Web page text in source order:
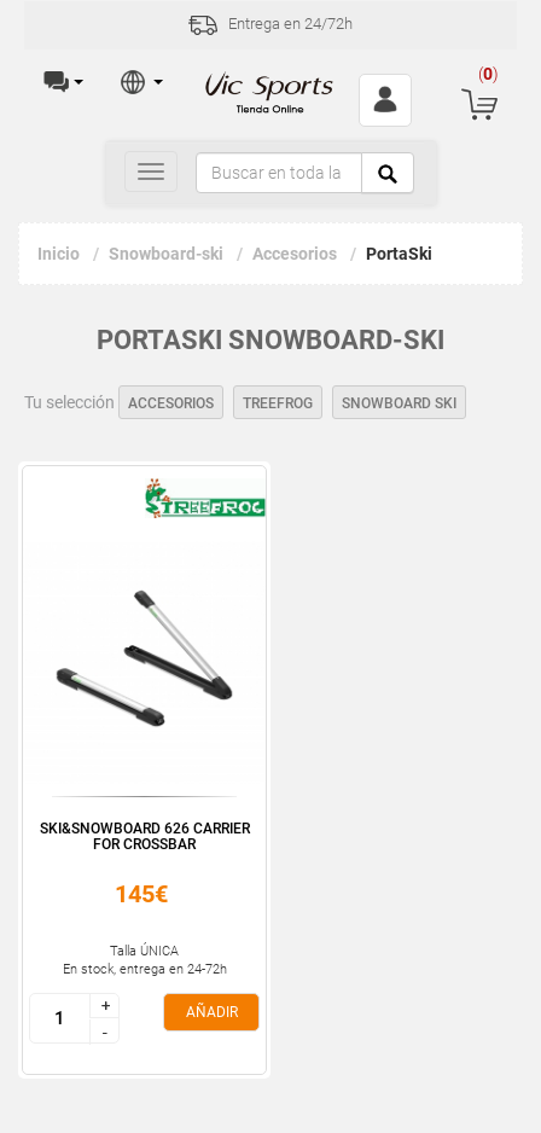
Entrega en 24/72h
(0)
Toggle
navigation
Inicio Snowboard-ski Accesorios PortaSki
PORTASKI SNOWBOARD-SKI
Tu selección ACCESORIOS TREEFROG SNOWBOARD SKI
SKI&SNOWBOARD 626 CARRIER
FOR CROSSBAR
145€
Talla ÚNICA
En stock, entrega en 24-72h
+
-
+
-
AÑADIR